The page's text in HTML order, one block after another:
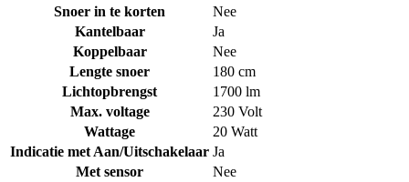
Snoer in te korten
Nee
Kantelbaar
Ja
Koppelbaar
Nee
Lengte snoer
180 cm
Lichtopbrengst
1700 lm
Max. voltage
230 Volt
Wattage
20 Watt
Indicatie met Aan/Uitschakelaar Ja
Met sensor
Nee